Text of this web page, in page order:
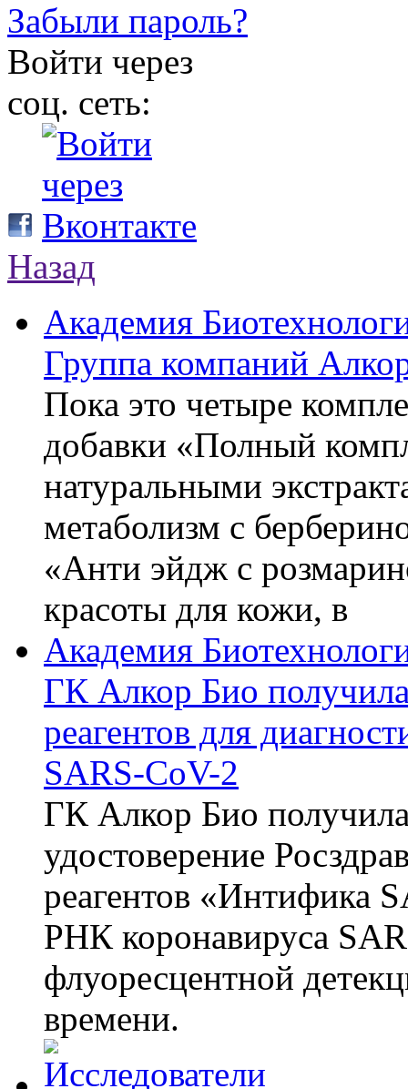
Забыли пароль?
Войти через
соц. сеть:
Назад
Академия
Группа компаний
Пока это четыре
добавки «Полный
натуральными
метаболизм с
«Анти эйдж с
красоты для кожи, в
Академия
ГК Алкор Био
реагентов для
SARS-CoV-2
ГК Алкор Био
удостоверение
реагентов «Интифика
РНК коронавируса
флуоресцентной
времени.